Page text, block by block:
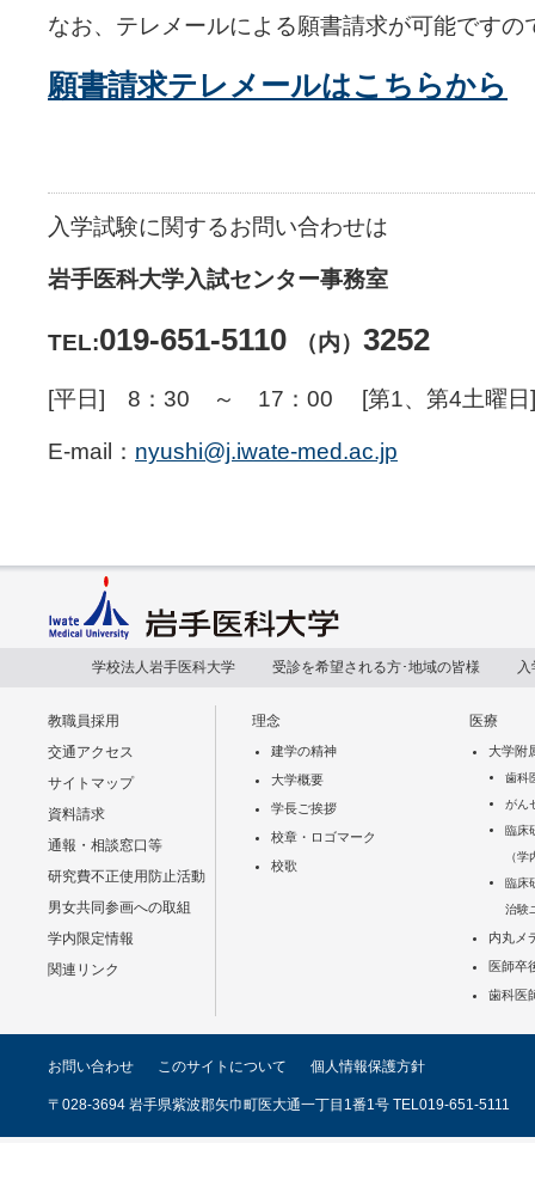
なお、テレメールによる願書請求が可能ですの
願書請求テレメールはこちらから
入学試験に関するお問い合わせは
岩手医科大学入試センター事務室
TEL:019-651-5110 （内） 3252
[平日] 8：30 ～ 17：00 [第1、第4土曜
E-mail： nyushi@j.iwate-med.ac.jp
学校法人岩手医科大学 受診を希望される方･地域の皆様
教職員採用
交通アクセス
サイトマップ
資料請求
通報・相談窓口等
研究費不正使用防止活動
男女共同参画への取組
学内限定情報
関連リンク
理念
建学の精神
大学概要
学長ご挨拶
校章・ロゴマーク
校歌
医療
大学附
歯科
がん
臨床
（
臨床
治験
内丸メ
医師卒
歯科医
お問い合わせ このサイトについて 個人情報保護方針
〒028-3694 岩手県紫波郡矢巾町医大通一丁目1番1号 TEL019-651-5111